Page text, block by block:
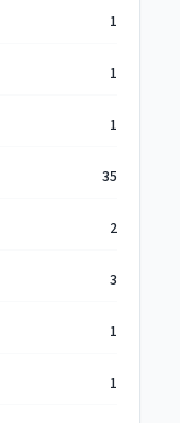
1
1
1
35
2
3
1
1